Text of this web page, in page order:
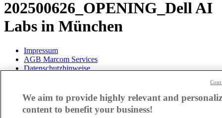
202500626_OPENING_Dell AI
Labs in München
Impressum
AGB Marcom Services
Datenschutzhinweise
We aim to provide highly relevant and
content to benefit your business!